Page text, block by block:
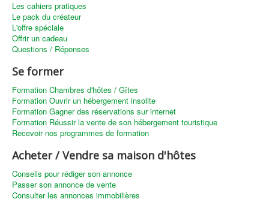
Recevoir les annonces immobilières / Nous contacter
Les cahiers pratiques
Le pack du créateur
L'offre spéciale
Offrir un cadeau
Questions / Réponses
Se former
Formation Chambres d'hôtes / Gîtes
Formation Ouvrir un hébergement insolite
Formation Gagner des réservations sur internet
Formation Réussir la vente de son hébergement touristique
Recevoir nos programmes de formation
Acheter / Vendre sa maison d'hôtes
Conseils pour rédiger son annonce
Passer son annonce de vente
Consulter les annonces immobilières